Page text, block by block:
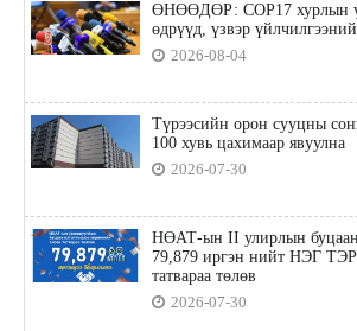
ӨНӨӨДӨР: COP17 хурлын
өдрүүд, үзвэр
2026-08-04
Түрээсийн орон сууцны
100 хувь цахимаар явуулна
2026-07-30
НӨАТ-ын II улирлын буцаан
79,879 иргэн нийт НЭГ
татвараа төлөв
2026-07-30